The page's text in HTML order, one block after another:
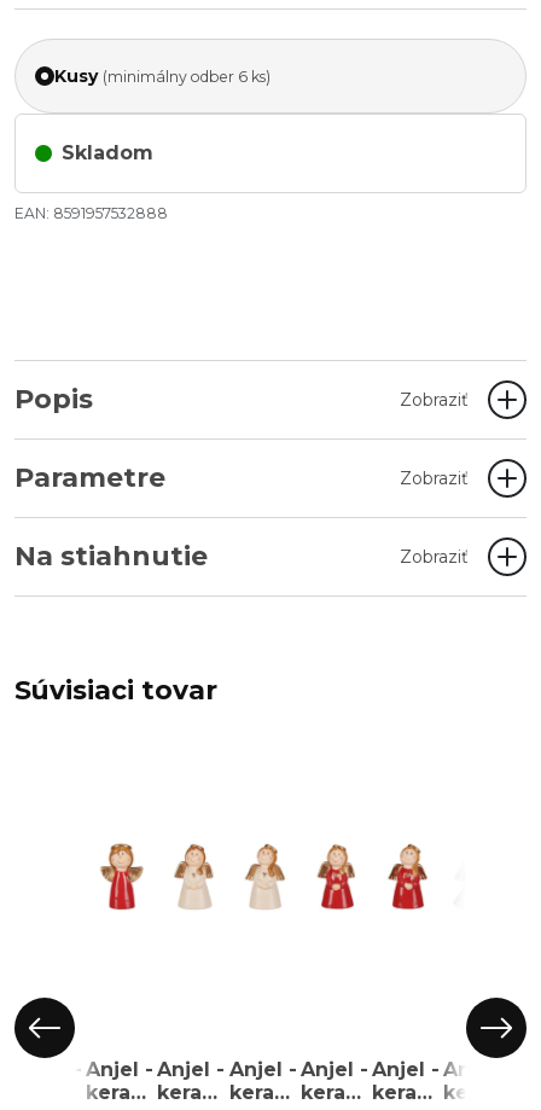
Kusy (minimálny odber 6 ks)
Skladom
EAN: 8591957532888
Popis Zobraziť
Parametre Zobraziť
Na stiahnutie Zobraziť
Súvisiaci tovar
Anjel -
keramická
Anjel -
keramická
Anjel -
keramická
Anjel -
keramická
Anjel -
keramická
Anjel -
keramická
Anjel -